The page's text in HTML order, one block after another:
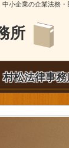
小企業の企業法務
所
村松法律事